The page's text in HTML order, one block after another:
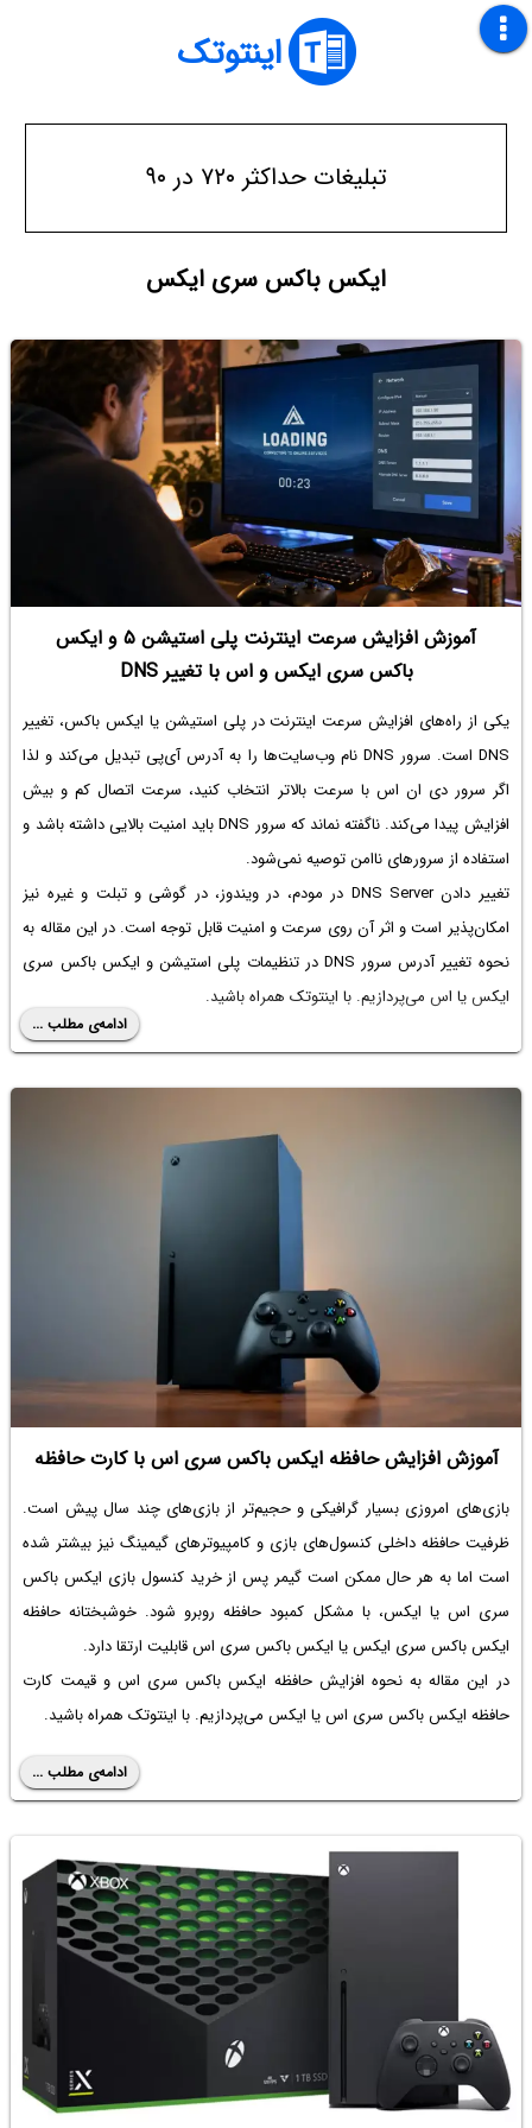
اینتوتک
تبلیغات حداکثر ۷۲۰ در ۹۰
ایکس باکس سری ایکس
آموزش افزایش سرعت اینترنت پلی استیشن ۵ و ایکس
باکس سری ایکس و اس با تغییر DNS
یکی از راه‌های افزایش سرعت اینترنت در پلی استیشن یا ایکس باکس، تغییر
DNS است. سرور DNS نام وب‌سایت‌ها را به آدرس آی‌پی تبدیل می‌کند و لذا
اگر سرور دی ان اس با سرعت بالاتر انتخاب کنید، سرعت اتصال کم و بیش
افزایش پیدا می‌کند. ناگفته نماند که سرور DNS باید امنیت بالایی داشته باشد و
استفاده از سرورهای ناامن توصیه نمی‌شود.
تغییر دادن DNS Server در مودم، در ویندوز، در گوشی و تبلت و غیره نیز
امکان‌پذیر است و اثر آن روی سرعت و امنیت قابل توجه است. در این مقاله به
نحوه تغییر آدرس سرور DNS در تنظیمات پلی استیشن و ایکس باکس سری
ایکس یا اس می‌پردازیم. با اینتوتک همراه باشید.
ادامه‌ی مطلب ...
آموزش افزایش حافظه ایکس باکس سری اس با کارت حافظه
بازی‌های امروزی بسیار گرافیکی و حجیم‌تر از بازی‌های چند سال پیش است.
ظرفیت حافظه داخلی کنسول‌های بازی و کامپیوترهای گیمینگ نیز بیشتر شده
است اما به هر حال ممکن است گیمر پس از خرید کنسول بازی ایکس باکس
سری اس یا ایکس، با مشکل کمبود حافظه روبرو شود. خوشبختانه حافظه
ایکس باکس سری ایکسیا ایکس باکس سری اس قابلیت ارتقا دارد.
در این مقاله به نحوه افزایش حافظه ایکس باکس سری اس و قیمت کارت
حافظه ایکس باکس سری اسیا ایکس می‌پردازیم. با اینتوتک همراه باشید.
ادامه‌ی مطلب ...